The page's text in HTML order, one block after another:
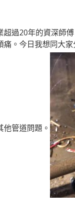
過20年的資深師
。今日我想同大
管道問題。